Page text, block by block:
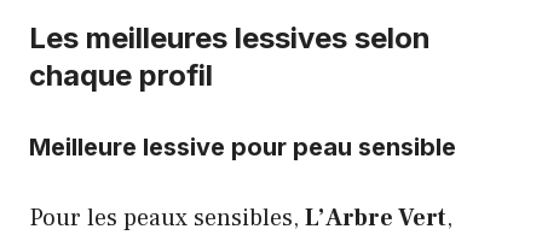
Les meilleures lessives selon
chaque profil
Meilleure lessive pour peau sensible
Pour les peaux sensibles, L’Arbre Vert,